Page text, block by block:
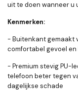
uit te doen wanneer u
Kenmerken:
- Buitenkant gemaakt
comfortabel gevoel
- Premium stevig PU-
telefoon beter tegen
dagelijkse schade